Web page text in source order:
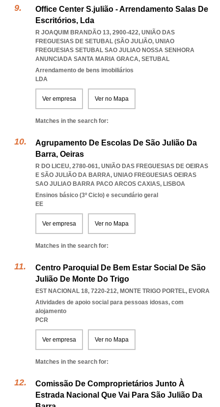
Office Center S.julião - Arrendamento Salas De
Escritórios, Lda
R JOAQUIM BRANDÃO 13, 2900-422, UNIÃO DAS
FREGUESIAS DE SETUBAL (SÃO JULIÃO, UNIAO
FREGUESIAS SETUBAL SAO JULIAO NOSSA SENHORA
ANUNCIADA SANTA MARIA GRACA, SETUBAL
Arrendamento de bens imobiliários
LDA
Ver empresa Ver no Mapa
Matches in the search for:
Agrupamento De Escolas De São Julião Da
Barra, Oeiras
R DO LICEU, 2780-061, UNIÃO DAS FREGUESIAS DE OEIRAS
E SÃO JULIÃO DA BARRA, UNIAO FREGUESIAS OEIRAS
SAO JULIAO BARRA PACO ARCOS CAXIAS, LISBOA
Ensinos básico (3º Ciclo) e secundário geral
EE
Ver empresa Ver no Mapa
Matches in the search for:
Centro Paroquial De Bem Estar Social De São
Julião De Monte Do Trigo
EST NACIONAL 18, 7220-212, MONTE TRIGO PORTEL, EVORA
Atividades de apoio social para pessoas idosas, com
alojamento
PCR
Ver empresa Ver no Mapa
Matches in the search for:
Comissão De Comproprietários Junto À
Estrada Nacional Que Vai Para São Julião Da